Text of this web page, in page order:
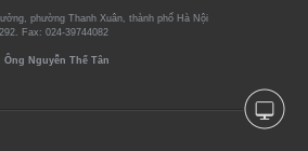
phường Thanh Xuân, thành phố Hà Nội
Fax: 024-39744082
Ông Nguyễn Thế Tân